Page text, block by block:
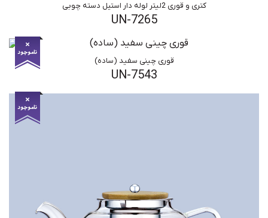
کتری و قوری 2لیتر لوله دار استیل دسته چوبی
UN-7265
قوری چینی سفید (ساده)
UN-7543